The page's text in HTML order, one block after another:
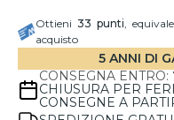
Ottieni 33 punti,
acquisto
5 ANNI DI
CONSEGNA ENTRO:
CHIUSURA PER
CONSEGNE A